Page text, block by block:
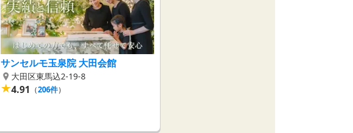
サンセルモ玉泉院 大田会館
大田区東馬込2-19-8
★4.91 （206件）